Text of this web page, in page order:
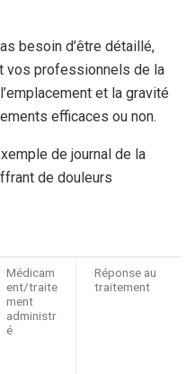
besoin d’être détaillé,
vos professionnels de la
et la gravité
efficaces ou non.
de journal de la
de douleurs
Médicam
ent/traite
ment
administr
é
Réponse au
traitement